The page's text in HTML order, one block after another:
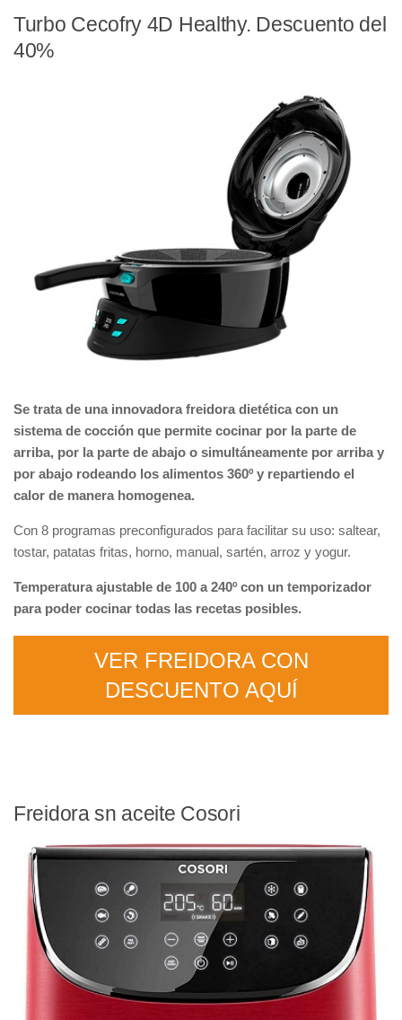
Turbo Cecofry 4D Healthy. Descuento del
40%
Se trata de una innovadora freidora dietética con un
sistema de cocción que permite cocinar por la parte de
arriba, por la parte de abajo o simultáneamente por arriba y
por abajo rodeando los alimentos 360º y repartiendo el
calor de manera homogenea.
Con 8 programas preconfigurados para facilitar su uso: saltear,
tostar, patatas fritas, horno, manual, sartén, arroz y yogur.
Temperatura ajustable de 100 a 240º con un temporizador
para poder cocinar todas las recetas posibles.
VER FREIDORA CON
DESCUENTO AQUÍ
Freidora sn aceite Cosori